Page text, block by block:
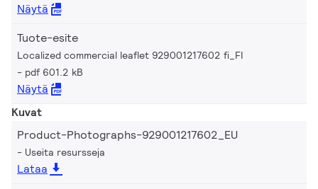
Näytä
Tuote-esite
Localized commercial leaflet 929001217602 fi_FI
pdf 601.2 kB
Näytä
Kuvat
Product-Photographs-929001217602_EU
Useita resursseja
Lataa